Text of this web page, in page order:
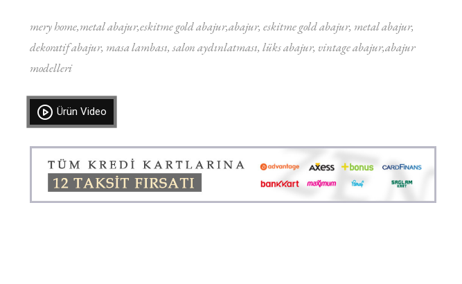
mery home metal abajureskitme gold abajurabajur eskitme gold abajur metal abajur
dekoratif abajur masa lambası salon aydınlatması lüks abajur vintage abajurabajur
modelleri
Ürün Video